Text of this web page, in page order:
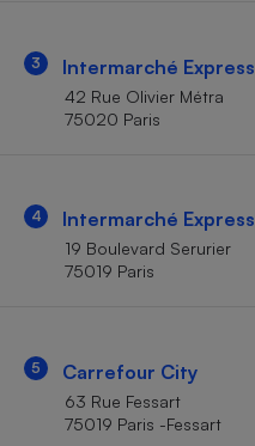
3 Intermarché Express
42 Rue Olivier Métra
75020 Paris
4 Intermarché Express
19 Boulevard Serurier
75019 Paris
5 Carrefour City
63 Rue Fessart
75019 Paris -Fessart